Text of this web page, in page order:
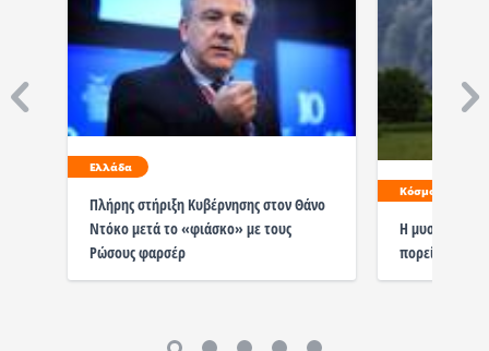
Ελλάδα
Πλήρης στήριξη Κυβέρνησης στον Θάνο
Ντόκο μετά το «φιάσκο» με τους
Ρώσους φαρσέρ
Κόσμος
Η μυστική
πορεία του